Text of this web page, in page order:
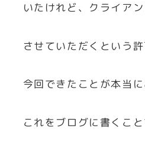
いたけれど、クライア
させていただくという
今回できたことが本当に
これをブログに書くこ